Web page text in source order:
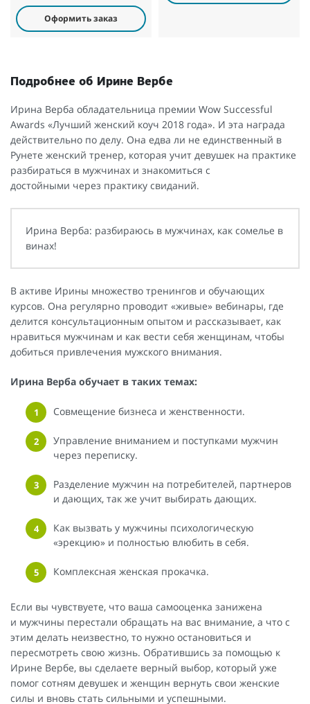
Оформить заказ
Подробнее об Ирине Вербе
Ирина Верба обладательница премии Wow Successful
Awards «Лучший женский коуч 2018 года». И эта награда
действительно по делу. Она едва ли не единственный в
Рунете женский тренер, которая учит девушек на практике
разбираться в мужчинах и знакомиться с
достойными через практику свиданий.
Ирина Верба: разбираюсь в мужчинах, как сомелье в
винах!
В активе Ирины множество тренингов и обучающих
курсов. Она регулярно проводит «живые» вебинары, где
делится консультационным опытом и рассказывает, как
нравиться мужчинам и как вести себя женщинам, чтобы
добиться привлечения мужского внимания.
Ирина Верба обучает в таких темах:
Совмещение бизнеса и женственности.
Управление вниманием и поступками мужчин
через переписку.
Разделение мужчин на потребителей, партнеров
и дающих, так же учит выбирать дающих.
Как вызвать у мужчины психологическую
«эрекцию» и полностью влюбить в себя.
Комплексная женская прокачка.
Если вы чувствуете, что ваша самооценка занижена
и мужчины перестали обращать на вас внимание, а что с
этим делать неизвестно, то нужно остановиться и
пересмотреть свою жизнь. Обратившись за помощью к
Ирине Вербе, вы сделаете верный выбор, который уже
помог сотням девушек и женщин вернуть свои женские
силы и вновь стать сильными и успешными.